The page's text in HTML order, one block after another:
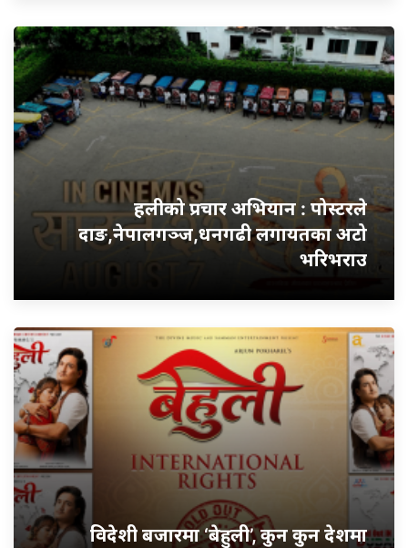
हलीको प्रचार अभियान : पोस्टरले
दाङ,नेपालगञ्ज,धनगढी लगायतका अटो
भरिभराउ
विदेशी बजारमा ‘बेहुली’, कुन कुन देशमा